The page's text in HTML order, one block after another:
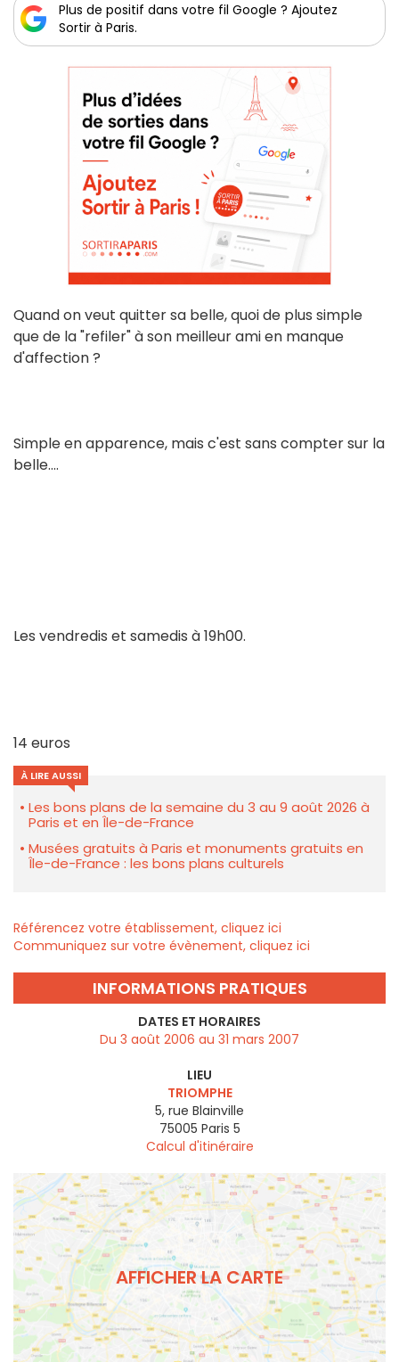
Plus de positif dans votre fil Google ? Ajoutez
Sortir à Paris.
Quand on veut quitter sa belle, quoi de plus simple
que de la "refiler" à son meilleur ami en manque
d'affection ?
Simple en apparence, mais c'est sans compter sur la
belle....
Les vendredis et samedis à 19h00.
14 euros
À LIRE AUSSI
Les bons plans de la semaine du 3 au 9 août 2026 à
Paris et en Île-de-France
Musées gratuits à Paris et monuments gratuits en
Île-de-France : les bons plans culturels
Référencez votre établissement, cliquez ici
Communiquez sur votre évènement, cliquez ici
INFORMATIONS PRATIQUES
DATES ET HORAIRES
Du 3 août 2006 au 31 mars 2007
LIEU
TRIOMPHE
5, rue Blainville
75005 Paris 5
Calcul d'itinéraire
AFFICHER LA CARTE